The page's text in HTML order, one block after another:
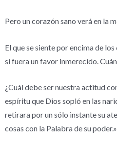
Pero un corazón sano verá en la
El que se siente por encima de
si fuera un favor inmerecido.
¿Cuál debe ser nuestra actitud
espíritu que Dios sopló en las
retirara por un sólo instante su
cosas con la Palabra de su poder.»